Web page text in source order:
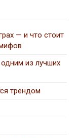
— и что стоит
одним из лучших
трендом